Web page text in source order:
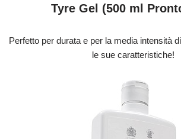
Tyre Gel (500 ml
Perfetto per durata e per la media intensità
le sue caratteristiche!